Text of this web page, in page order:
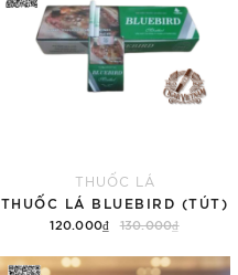
THUỐC LÁ
THUỐC LÁ BLUEBIRD (TÚT)
120.000₫ 130.000₫
Thêm vào giỏ hàng